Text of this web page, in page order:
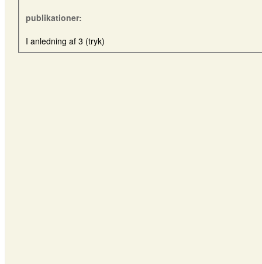
publikationer:
I anledning af 3 (tryk)